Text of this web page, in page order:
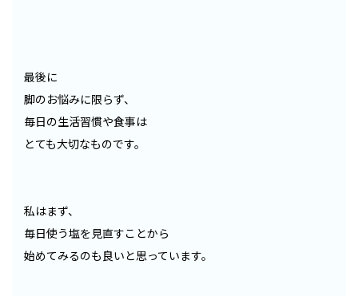
最後に
脚のお悩みに限らず、
毎日の生活習慣や食事は
とても大切なものです。
私はまず、
毎日使う塩を見直すことから
始めてみるのも良いと思っています。